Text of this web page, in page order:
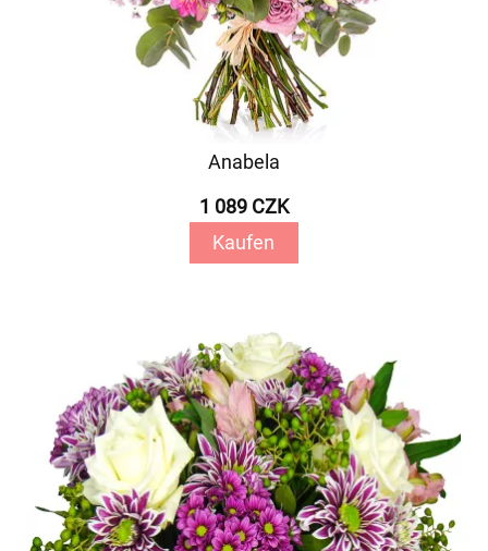
Anabela
1 089 CZK
Kaufen